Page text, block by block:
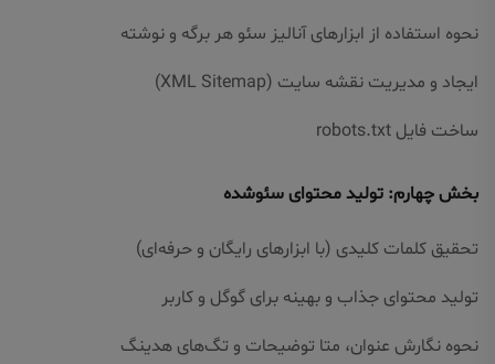
نحوه استفاده از ابزارهای آنالیز سئو هر برگه و نوشته
ایجاد و مدیریت نقشه سایت (XML Sitemap)
ساخت فایل robots.txt
بخش چهارم: تولید محتوای سئو‌شده
تحقیق کلمات کلیدی (با ابزارهای رایگان و حرفه‌ای)
تولید محتوای جذاب و بهینه برای گوگل و کاربر
نحوه نگارش عنوان، متا توضیحات و تگ‌های هدینگ